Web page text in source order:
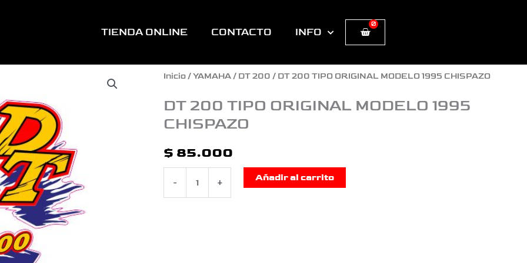
TIENDA ONLINE CONTACTO INFO
0
Cart
Inicio/YAMAHA/ DT 200 / DT 200 TIPO ORIGINAL MODELO 1995 CHISPAZO
DT 200 TIPO ORIGINAL MODELO 1995
CHISPAZO
$ 85.000
-
DT
200
TIPO
ORIGINAL
1995
+ Añadir al carrito